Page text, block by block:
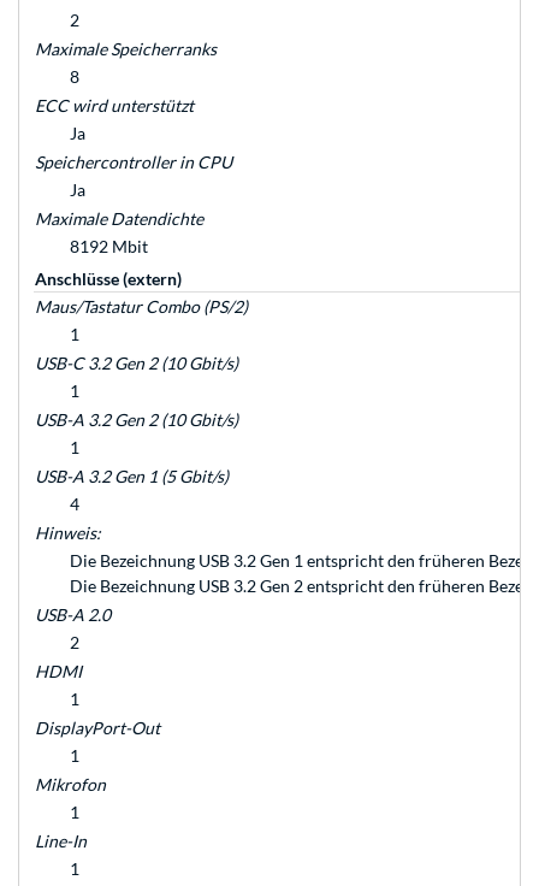
2
Maximale Speicherranks
8
ECC wird unterstützt
Ja
Speichercontroller in CPU
Ja
Maximale Datendichte
8192 Mbit
Anschlüsse (extern)
Maus/Tastatur Combo (PS/2)
1
USB-C 3.2 Gen 2 (10 Gbit/s)
1
USB-A 3.2 Gen 2 (10 Gbit/s)
1
USB-A 3.2 Gen 1 (5 Gbit/s)
4
Hinweis:
Die Bezeichnung USB 3.2 Gen 1 entspricht den früheren
Die Bezeichnung USB 3.2 Gen 2 entspricht den früheren
USB-A 2.0
2
HDMI
1
DisplayPort-Out
1
Mikrofon
1
Line-In
1